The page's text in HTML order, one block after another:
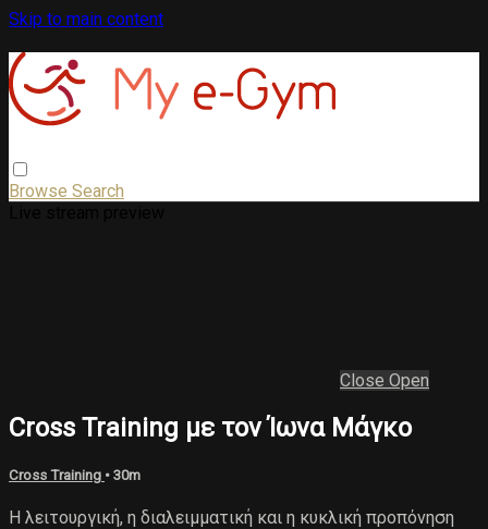
Skip to main content
Browse Search
Close Open
Cross Training με τον Ίωνα Μάγκο
Cross Training • 30m
Η λειτουργική, η διαλειμματική και η κυκλική προπόνηση